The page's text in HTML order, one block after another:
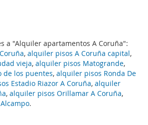
a "Alquiler apartamentos A Coruña":
, alquiler pisos A Coruña capital,
vieja, alquiler pisos Matogrande,
de los puentes, alquiler pisos Ronda De
Estadio Riazor A Coruña, alquiler
, alquiler pisos Orillamar A Coruña,
.